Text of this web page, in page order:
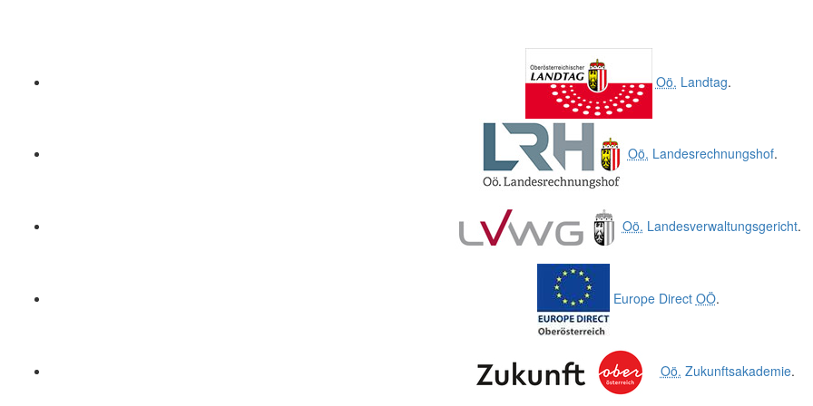
Oö. Landtag.
Oö. Landesrechnungshof.
Oö. Landesverwaltungsgericht.
Europe Direct OÖ.
Oö. Zukunftsakademie.